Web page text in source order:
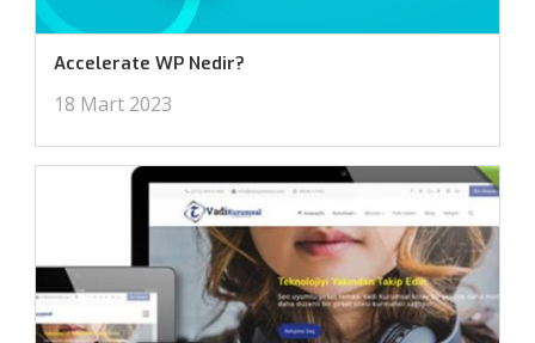
Accelerate WP Nedir?
18 Mart 2023